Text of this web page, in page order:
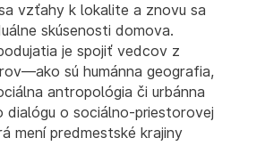
vzťahy k lokalite a znovu sa
skúsenosti domova.
je spojiť vedcov z
sú humánna geografia,
antropológia či urbánna
o sociálno-priestorovej
mení predmestské krajiny